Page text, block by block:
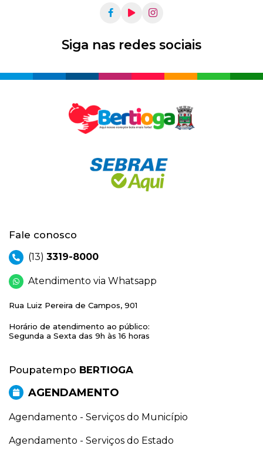
Siga nas redes sociais
Fale conosco
(13) 3319-8000
Atendimento via Whatsapp
Rua Luiz Pereira de Campos, 901
Horário de atendimento ao público:
Segunda a Sexta das 9h às 16 horas
Poupatempo BERTIOGA
AGENDAMENTO
Agendamento - Serviços do Município
Agendamento - Serviços do Estado